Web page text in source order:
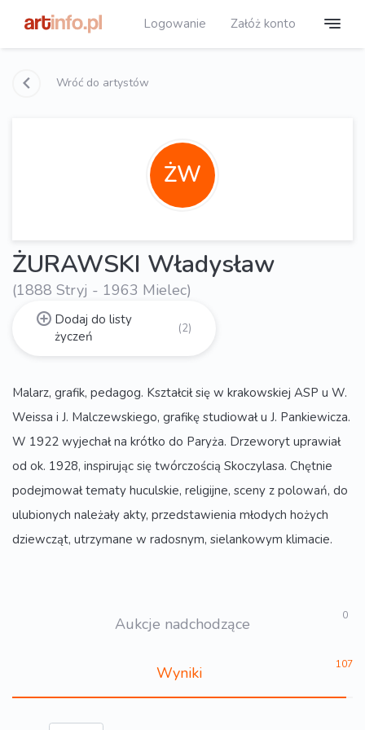
Logowanie Załóż konto
Wróć do artystów
ŻW
ŻURAWSKI Władysław
(1888 Stryj - 1963 Mielec)
Dodaj do listy
życzeń
(2)
Malarz, grafik, pedagog. Kształcił się w krakowskiej ASP u W.
Weissa i J. Malczewskiego, grafikę studiował u J. Pankiewicza.
W 1922 wyjechał na krótko do Paryża. Drzeworyt uprawiał
od ok. 1928, inspirując się twórczością Skoczylasa. Chętnie
podejmował tematy huculskie, religijne, sceny z polowań, do
ulubionych należały akty, przedstawienia młodych hożych
dziewcząt, utrzymane w radosnym, sielankowym klimacie.
Aukcje nadchodzące 0
Wyniki 107